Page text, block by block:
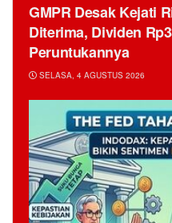
GMPR Desak Kejati
Diterima, Dividen
Peruntukannya
SELASA, 4 AGUSTUS 2026